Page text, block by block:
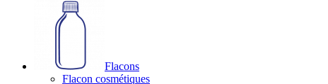
Flacons
Flacon cosmétiques